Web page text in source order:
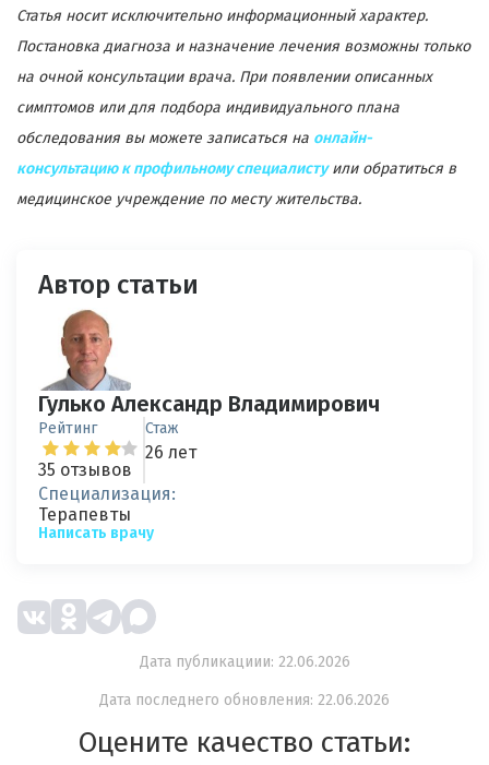
Статья носит исключительно информационный характер.
Постановка диагноза и назначение лечения возможны только
на очной консультации врача. При появлении описанных
симптомов или для подбора индивидуального плана
обследования вы можете записаться на онлайн-
консультацию к профильному специалистуили обратиться в
медицинское учреждение по месту жительства.
Автор статьи
Гулько Александр Владимирович
Рейтинг
35 отзывов
Стаж
26 лет
Специализация:
Терапевты
Написать врачу
Дата публикациии: 22.06.2026
Дата последнего обновления: 22.06.2026
Оцените качество статьи: